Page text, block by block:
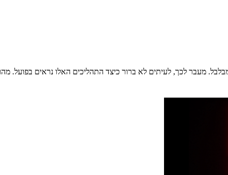
מבלבל. מעבר לכך, לעיתים לא ברור כיצד התהליכים האלו נראים